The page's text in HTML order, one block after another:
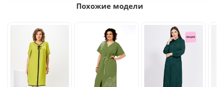
Похожие модели